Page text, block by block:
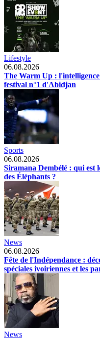
Lifestyle
06.08.2026
The Warm Up :
festival n°1 d'Abidjan
Sports
06.08.2026
Siramana Dembélé : qui est
des Éléphants ?
News
06.08.2026
Fête de l'Indépendance :
spéciales ivoiriennes et les
News